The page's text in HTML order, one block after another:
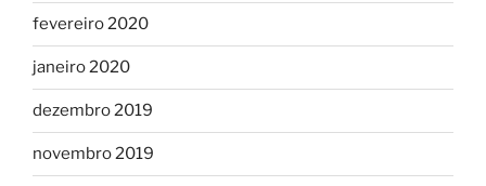
fevereiro 2020
janeiro 2020
dezembro 2019
novembro 2019